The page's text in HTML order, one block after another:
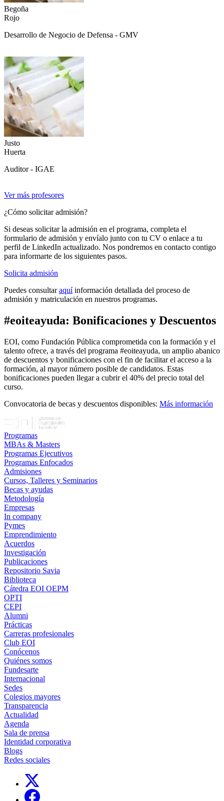
Begoña
Rojo
Desarrollo de Negocio de Defensa - GMV
Justo
Huerta
Auditor - IGAE
Ver más profesores
¿Cómo solicitar admisión?
Si deseas solicitar la admisión en el programa, completa el
formulario de admisión y envíalo junto con tu CV o enlace a tu
perfil de LinkedIn actualizado. Nos pondremos en contacto contigo
para informarte de los siguientes pasos.
Solicita admisión
Puedes consultaraquíinformación detallada del proceso de
admisión y matriculación en nuestros programas.
#eoiteayuda: Bonificaciones y Descuentos
EOI, como Fundación Pública comprometida con la formación y el
talento ofrece, a través del programa #eoiteayuda, un amplio abanico
de descuentos y bonificaciones con el fin de facilitar el acceso a la
formación, al mayor número posible de candidatos. Estas
bonificaciones pueden llegar a cubrir el 40% del precio total del
curso.
Convocatoria de becas y descuentos disponibles: Más información
Programas
MBAs & Masters
Programas Ejecutivos
Programas Enfocados
Admisiones
Cursos, Talleres y Seminarios
Becas y ayudas
Metodología
Empresas
In company
Pymes
Emprendimiento
Acuerdos
Investigación
Publicaciones
Repositorio Savia
Biblioteca
Cátedra EOI OEPM
OPTI
CEPI
Alumni
Prácticas
Carreras profesionales
Club EOI
Conócenos
Quiénes somos
Fundesarte
Internacional
Sedes
Colegios mayores
Transparencia
Actualidad
Agenda
Sala de prensa
Identidad corporativa
Blogs
Redes sociales
Links, Opens in this window